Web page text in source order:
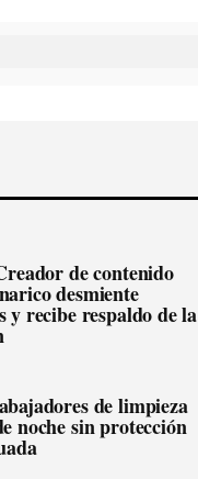
de contenido
desmiente
y recibe respaldo de la
de limpieza
noche sin protección